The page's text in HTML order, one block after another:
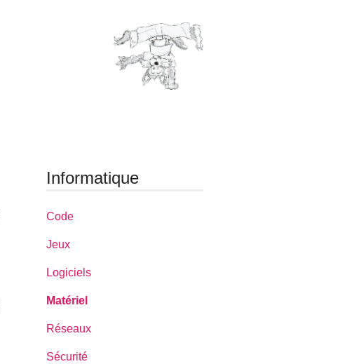
Informatique
Code
Jeux
Logiciels
Matériel
Réseaux
Sécurité